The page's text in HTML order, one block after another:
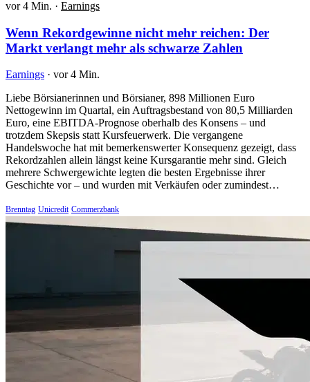
vor 4 Min. · Earnings
Wenn Rekordgewinne nicht mehr reichen: Der
Markt verlangt mehr als schwarze Zahlen
Earnings · vor 4 Min.
Liebe Börsianerinnen und Börsianer, 898 Millionen Euro
Nettogewinn im Quartal, ein Auftragsbestand von 80,5 Milliarden
Euro, eine EBITDA-Prognose oberhalb des Konsens – und
trotzdem Skepsis statt Kursfeuerwerk. Die vergangene
Handelswoche hat mit bemerkenswerter Konsequenz gezeigt, dass
Rekordzahlen allein längst keine Kursgarantie mehr sind. Gleich
mehrere Schwergewichte legten die besten Ergebnisse ihrer
Geschichte vor – und wurden mit Verkäufen oder zumindest…
Brenntag Unicredit Commerzbank